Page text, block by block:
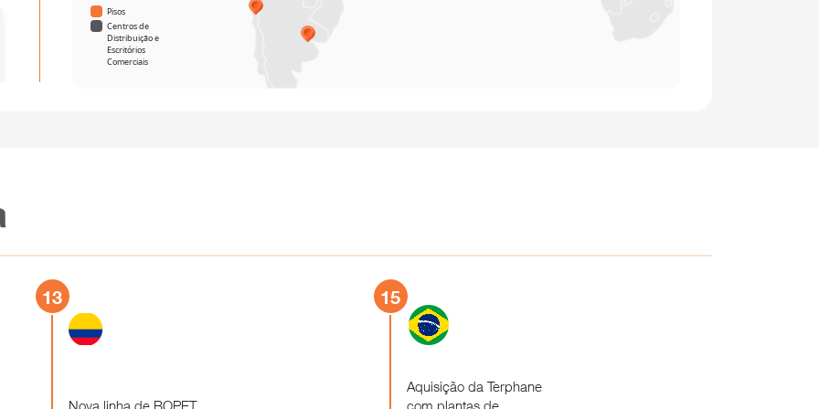
Pisos
Centros de
Distribuição e
Escritórios
Comerciais
13 15
Aquisição da Terphane